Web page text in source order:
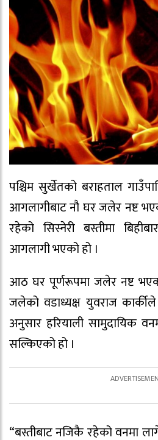
पश्चिम सुर्खेतको बराहताल
आगलागीबाट नौ घर जलेर नष्ट
रहेको सिस्नेरी बस्तीमा
आगलागी भएको हो ।
आठ घर पूर्णरूपमा जलेर नष्ट
जलेको वडाध्यक्ष युवराज
अनुसार हरियाली सामुदायिक
सल्किएको हो ।
“बस्तीबाट नजिकै रहेको वनमा